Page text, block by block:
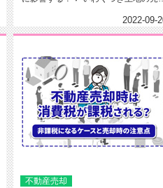
2022-09-
不動産売却